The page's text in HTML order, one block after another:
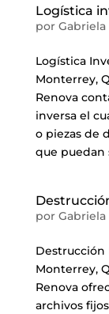
Logística
por
Logística
Monterrey,
Renova
inversa el
o piezas de
que puedan
por
Destrucción
Monterrey,
Renova
archivos